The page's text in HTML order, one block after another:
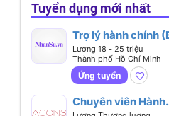
Tuyển dụng mới nhất
Trợ lý hành chính
tiếng Trung)
Lương 18 - 25 triệu
Thành phố Hồ Chí Minh
Ứng tuyển
Chuyên viên Hành